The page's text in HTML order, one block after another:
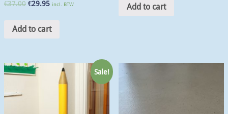
€37.00 €29.95 incl. BTW
Add to cart
Add to cart
Sale!